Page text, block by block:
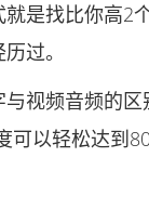
找比你高2
过。
频音频的区
可以轻松达到